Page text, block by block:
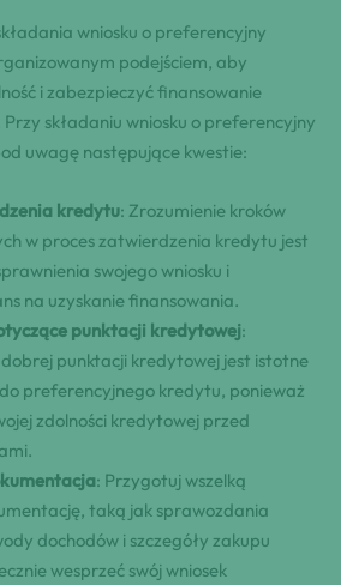
wniosku o preferencyjny
podejściem, aby
i zabezpieczyć finansowanie
składaniu wniosku o preferencyjny
uwagę następujące kwestie:
kredytu: Zrozumienie kroków
w proces zatwierdzenia kredytu jest
swojego wniosku i
na uzyskanie finansowania.
punktacji kredytowej:
punktacji kredytowej jest istotne
preferencyjnego kredytu, ponieważ
zdolności kredytowej przed
: Przygotuj wszelką
taką jak sprawozdania
dochodów i szczegóły zakupu
wesprzeć swój wniosek